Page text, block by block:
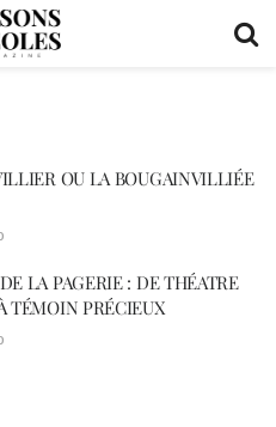
OU LA BOUGAINVILLIÉE
LA PAGERIE : DE THÉATRE
TÉMOIN PRÉCIEUX